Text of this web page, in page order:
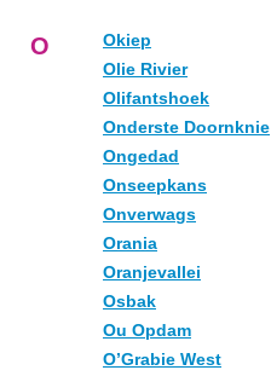
O
Okiep
Olie Rivier
Olifantshoek
Onderste Doornknie
Ongedad
Onseepkans
Onverwags
Orania
Oranjevallei
Osbak
Ou Opdam
O’Grabie West